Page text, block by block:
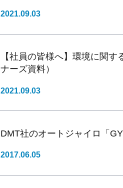
2021.09.03
【社員の皆様へ】環境に関
ナーズ資料）
2021.09.03
DMT社のオートジャイロ「
2017.06.05